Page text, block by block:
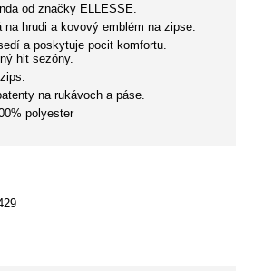
od značky ELLESSE.
na hrudi a kovový emblém na zipse.
a poskytuje pocit komfortu.
hit sezóny.
na rukávoch a páse.
polyester